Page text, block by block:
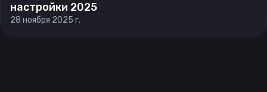
настройки 2025
28 ноября 2025 г.